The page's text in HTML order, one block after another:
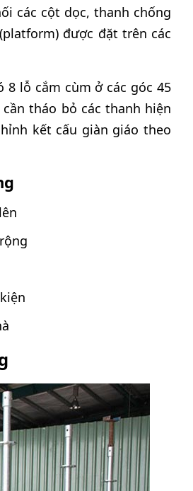
các cột dọc, thanh chống
được đặt trên các
lỗ cắm cùm ở các góc 45
tháo bỏ các thanh hiện
kết cấu giàn giáo theo